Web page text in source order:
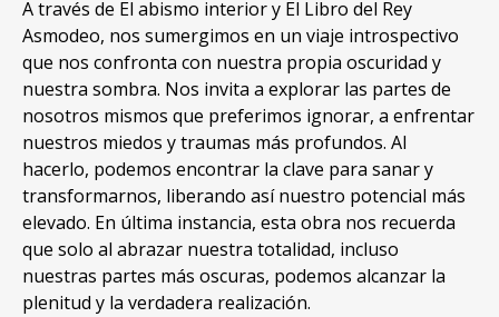
A través de El abismo interior y El Libro del Rey
Asmodeo, nos sumergimos en un viaje introspectivo
que nos confronta con nuestra propia oscuridad y
nuestra sombra. Nos invita a explorar las partes de
nosotros mismos que preferimos ignorar, a enfrentar
nuestros miedos y traumas más profundos. Al
hacerlo, podemos encontrar la clave para sanar y
transformarnos, liberando así nuestro potencial más
elevado. En última instancia, esta obra nos recuerda
que solo al abrazar nuestra totalidad, incluso
nuestras partes más oscuras, podemos alcanzar la
plenitud y la verdadera realización.